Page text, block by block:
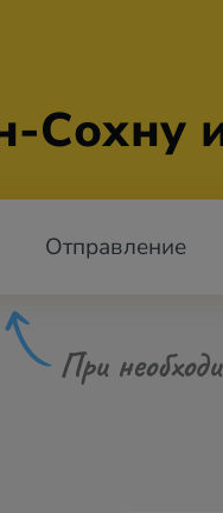
Сохну
Отправление
При